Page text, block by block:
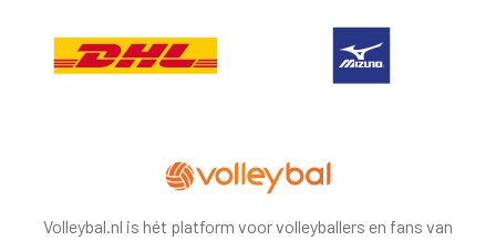
Volleybal.nl is hét platform voor volleyballers en fans van